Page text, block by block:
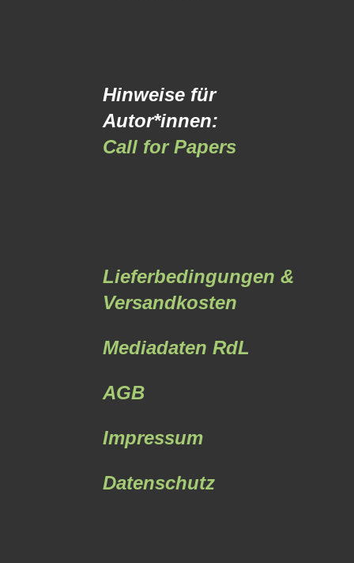
Hinweise für
Autor*innen:
Call for Papers
Lieferbedingungen &
Versandkosten
Mediadaten RdL
AGB
Impressum
Datenschutz